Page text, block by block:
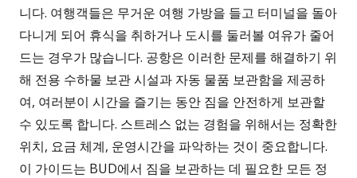
니다. 여행객들은 무거운 여행 가방을 들고 터미널을 돌아
다니게 되어 휴식을 취하거나 도시를 둘러볼 여유가 줄어
드는 경우가 많습니다. 공항은 이러한 문제를 해결하기 위
해 전용 수하물 보관 시설과 자동 물품 보관함을 제공하
여, 여러분이 시간을 즐기는 동안 짐을 안전하게 보관할
수 있도록 합니다. 스트레스 없는 경험을 위해서는 정확한
위치, 요금 체계, 운영시간을 파악하는 것이 중요합니다.
이 가이드는 BUD에서 짐을 보관하는 데 필요한 모든 정